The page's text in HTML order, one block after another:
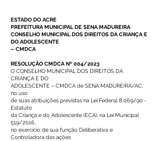
ESTADO DO ACRE
PREFEITURA MUNICIPAL DE SENA MADUREIRA
CONSELHO MUNICIPAL DOS DIREITOS DA CRIANÇA E
DO ADOLESCENTE
– CMDCA
RESOLUÇÃO CMDCA Nº 004/2023
O CONSELHO MUNICIPAL DOS DIREITOS DA
CRIANÇA E DO
ADOLESCENTE – CMDCA de SENA MADUREIRA/AC,
no uso
de suas atribuições previstas na Lei Federal 8.069/90 -
Estatuto
da Criança e do Adolescente (ECA), na Lei Municipal
519/2016,
no exercício de sua função Deliberativa e
Controladora das ações